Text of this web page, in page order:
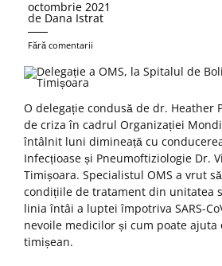
octombrie 2021
de Dana Istrat
Fără comentarii
O delegație condusă de dr. Heather
de criza în cadrul Organizației
întâlnit luni dimineață cu
Infecțioase și Pneumoftiziologie Dr.
Timișoara. Specialistul OMS a vrut
condițiile de tratament din unitatea
linia întâi a luptei împotriva SARS-
nevoile medicilor și cum poate
timișean.